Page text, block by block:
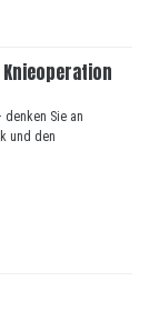
Sie an
und den